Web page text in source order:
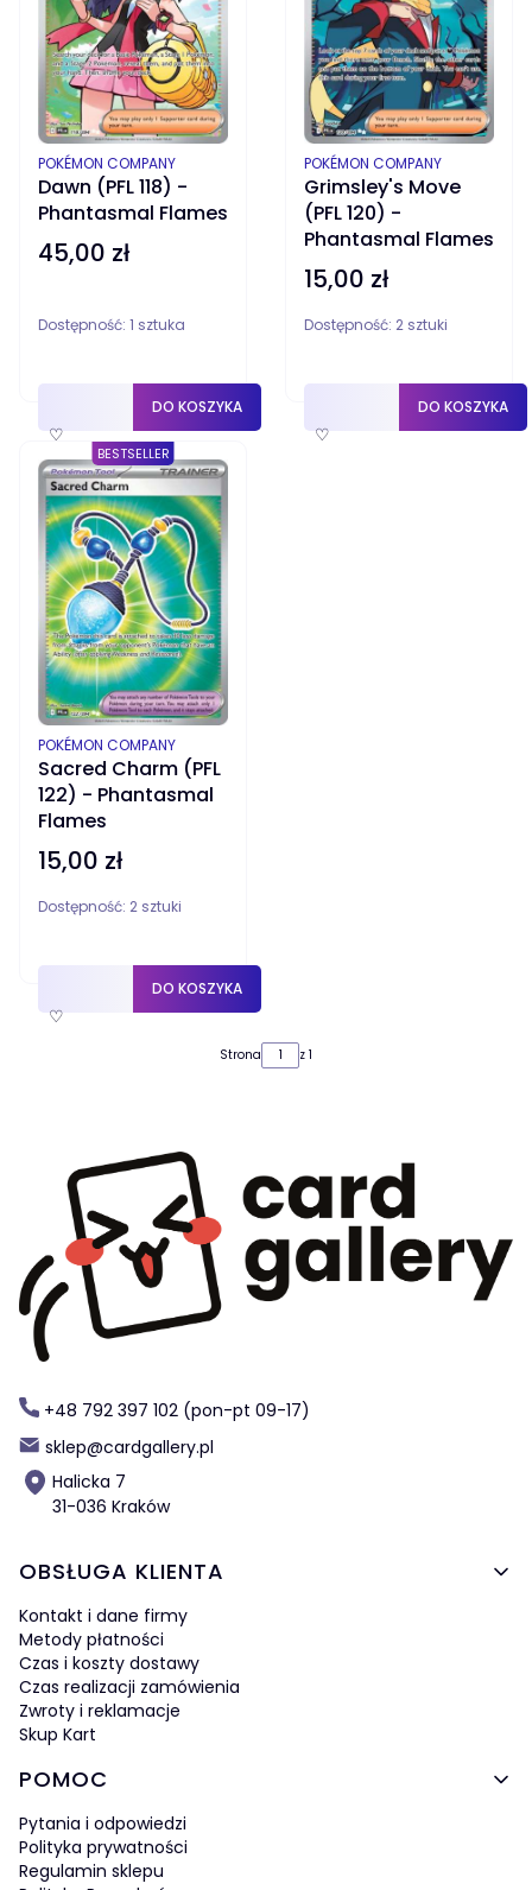
Dawn (PFL 118) -
Phantasmal Flames
PRODUCENT
POKÉMON COMPANY
Cena
45,00 zł
Dostępność: 1 sztuka
♡
DO KOSZYKA
Grimsley's Move
(PFL 120) -
Phantasmal Flames
PRODUCENT
POKÉMON COMPANY
Cena
15,00 zł
Dostępność: 2 sztuki
♡
DO KOSZYKA
BESTSELLER
Sacred Charm (PFL
122) - Phantasmal
Flames
PRODUCENT
POKÉMON COMPANY
Cena
15,00 zł
Dostępność: 2 sztuki
♡
DO KOSZYKA
Strona z 1
+48 792 397 102 (pon-pt 09-17)
sklep@cardgallery.pl
Halicka 7
31-036 Kraków
Linki w stopce
OBSŁUGA KLIENTA
Kontakt i dane firmy
Metody płatności
Czas i koszty dostawy
Czas realizacji zamówienia
Zwroty i reklamacje
Skup Kart
POMOC
Pytania i odpowiedzi
Polityka prywatności
Regulamin sklepu